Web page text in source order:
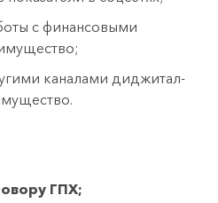
с финансовыми
каналами диджитал-
ГПХ;